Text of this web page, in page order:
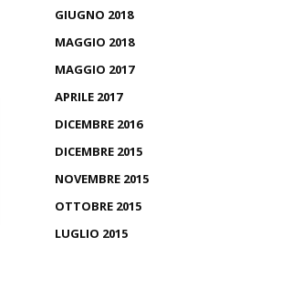
GIUGNO 2018
MAGGIO 2018
MAGGIO 2017
APRILE 2017
DICEMBRE 2016
DICEMBRE 2015
NOVEMBRE 2015
OTTOBRE 2015
LUGLIO 2015